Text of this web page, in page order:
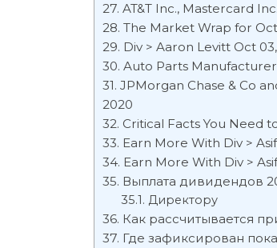
AT&T Inc., Mastercard
The Market Wrap for
Div > Aaron Levitt Oct
Auto Parts Manufacturer
JPMorgan Chase & Co
2020
Critical Facts You Need
Earn More With Div >
Earn More With Div >
Выплата дивидендов
Директору
Как рассчитывается
Где зафиксирован